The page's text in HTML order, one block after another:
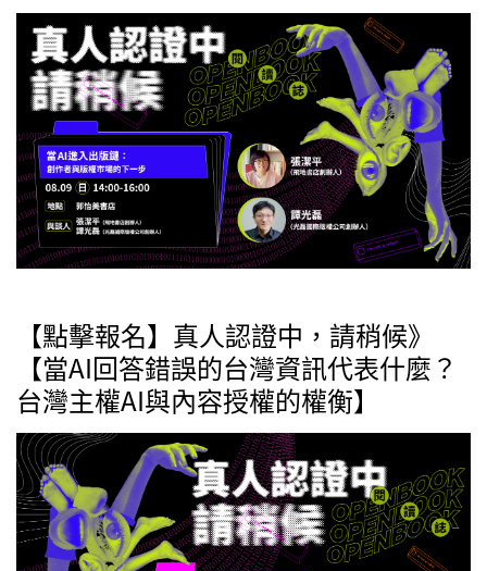
【點擊報名】真人認證中，請稍候》
【當AI回答錯誤的台灣資訊代表什麼？
台灣主權AI與內容授權的權衡】